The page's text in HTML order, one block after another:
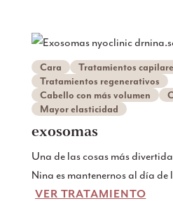
luminosidad y el volumen
biofillers en Dr Nina pueden
también, dándole resultados
duran.
Cara
Tratamientos
Tratamientos regenerativos
Cabello con más volumen
Mayor elasticidad
exosomas
Una de las cosas más
Nina es mantenernos al día de
tratamiento de todo el mundo,
VER TRATAMIENTO